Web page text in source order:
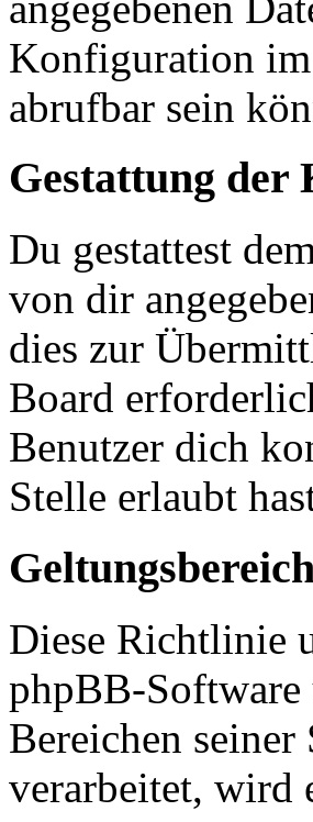
Konfiguration
abrufbar sein
Gestattung der
Du gestattest
von dir
dies zur
Board
Benutzer dich
Stelle erlaubt
Diese Richtlinie
phpBB-Software
Bereichen seiner
verarbeitet, wird